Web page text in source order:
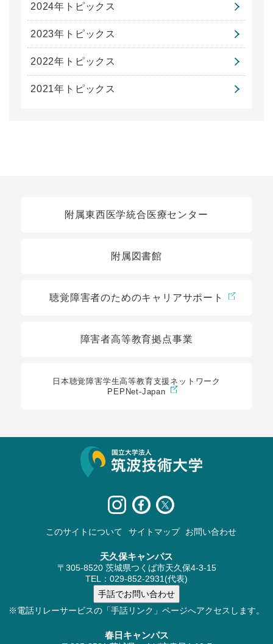
2024年トピックス
2023年トピックス
2022年トピックス
2021年トピックス
附属東西医学統合医療センター
附属図書館
聴覚障害者のためのキャリアサポート
障害者高等教育拠点事業
日本聴覚障害学生高等教育支援ネットワーク
PEPNet-Japan
このサイトについて サイトマップ お問い合わせ
天久保キャンパス
〒305-8520 茨城県つくば市天久保4-3-15
TEL：029-852-2931(代表)
※電話リレーサービスの「手話リンク」ページへアクセスします。
春日キャンパス